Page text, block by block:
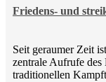
Friedens- und
Seit geraumer Zeit
zentrale Aufrufe des
traditionellen